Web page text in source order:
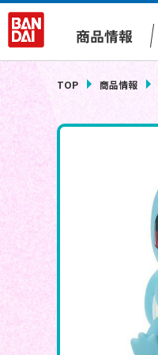
商品情報
TOP 商品情報